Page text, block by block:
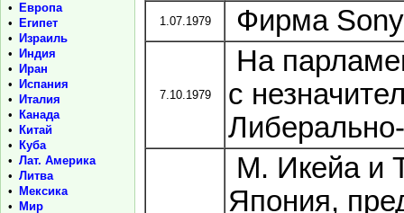
•
Европа
•
Египет
•
Израиль
•
Индия
•
Иран
•
Испания
•
Италия
•
Канада
•
Китай
•
Куба
• Лат. Америка
• Литва
•
Мексика
•
Мир
1.07.1979 Фирма
7.10.1979
На
с
М. Икейа и
Япония,